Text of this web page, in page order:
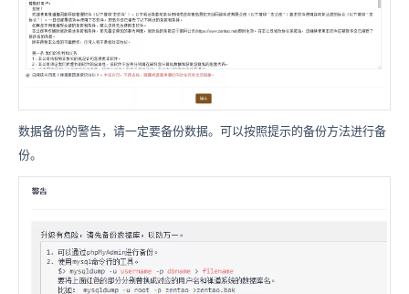
数据备份的警告，请一定要备份数据。可以按照提示的备份方法进行备
份。